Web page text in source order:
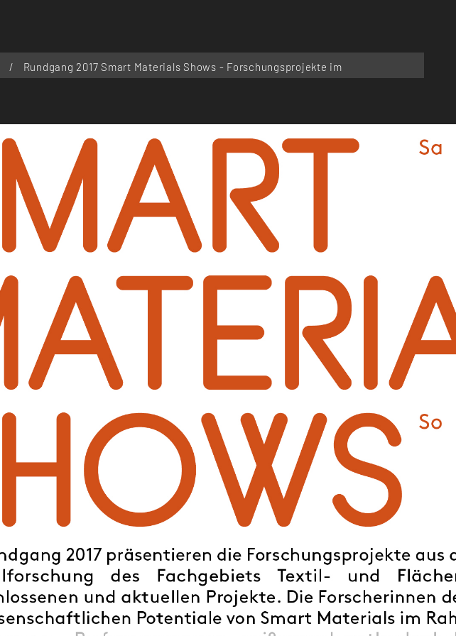
/
Rundgang 2017 Smart Materials Shows - Forschungsprojekte im